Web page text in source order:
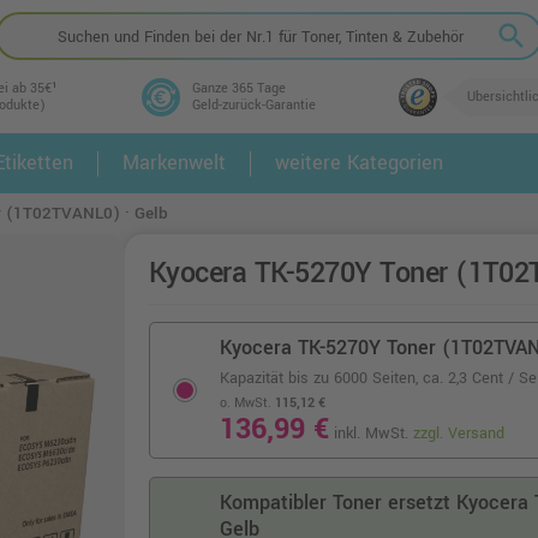
search
ab 35€¹
Ganze 365 Tage
Geld-zurück-Garantie
2.
Markenwelt weitere Kategorien
· Gelb
Kyocera TK-5270Y Toner
Kyocera TK-5270Y Toner
Kapazität bis zu 6000 Seiten, ca. 2,3 Cent /
o. MwSt. 115,12 €
136,99 € inkl. MwSt. zzgl. Versand
Kompatibler Toner ersetzt Kyocera
Gelb